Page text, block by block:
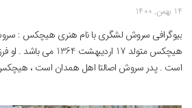
14 بهمن, 1400
بیوگرافی سروش لشگری با نام هنری هیچکس :